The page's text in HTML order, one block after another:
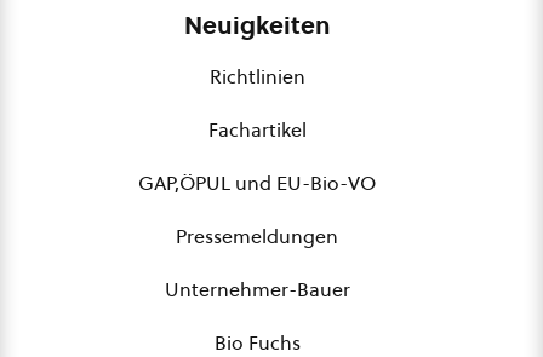
Neuigkeiten
Richtlinien
Fachartikel
GAP,ÖPUL und EU-Bio-VO
Pressemeldungen
Unternehmer-Bauer
Bio Fuchs